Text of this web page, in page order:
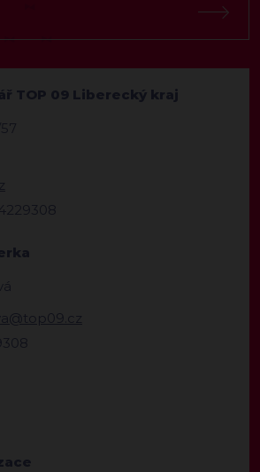
TOP 09 Liberecký kraj